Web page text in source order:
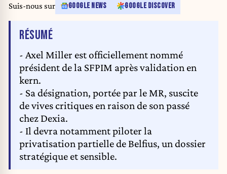
Suis-nous sur GOOGLE NEWS GOOGLE DISCOVER
RÉSUMÉDE L'ARTICLE
- Axel Miller est officiellement nommé
président de la SFPIM après validation en
kern.
- Sa désignation, portée par le MR, suscite
de vives critiques en raison de son passé
chez Dexia.
- Il devra notamment piloter la
privatisation partielle de Belfius, un dossier
stratégique et sensible.